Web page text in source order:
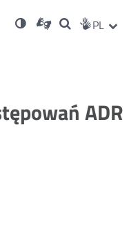
Wersja
Dla
niesłyszących
Nowa
karta
Otwórz
w
Nowa
karta
Social
PL
ADR